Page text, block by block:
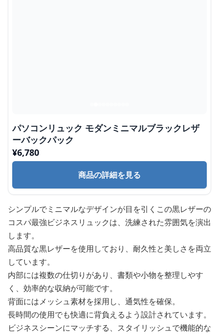
パソコンリュック モダンミニマルブラックレザ
ーバックパック
¥6,780
商品の詳細を見る
シンプルでミニマルなデザインが目を引くこの黒レザーの
コスパ最強ビジネスリュックは、洗練された雰囲気を演出
します。
高品質な黒レザーを使用しており、耐久性と美しさを両立
しています。
内部には複数の仕切りがあり、書類や小物を整理しやす
く、効率的な収納が可能です。
背面にはメッシュ素材を採用し、通気性を確保。
長時間の使用でも快適に背負えるよう設計されています。
ビジネスシーンにマッチする、スタイリッシュで機能的な